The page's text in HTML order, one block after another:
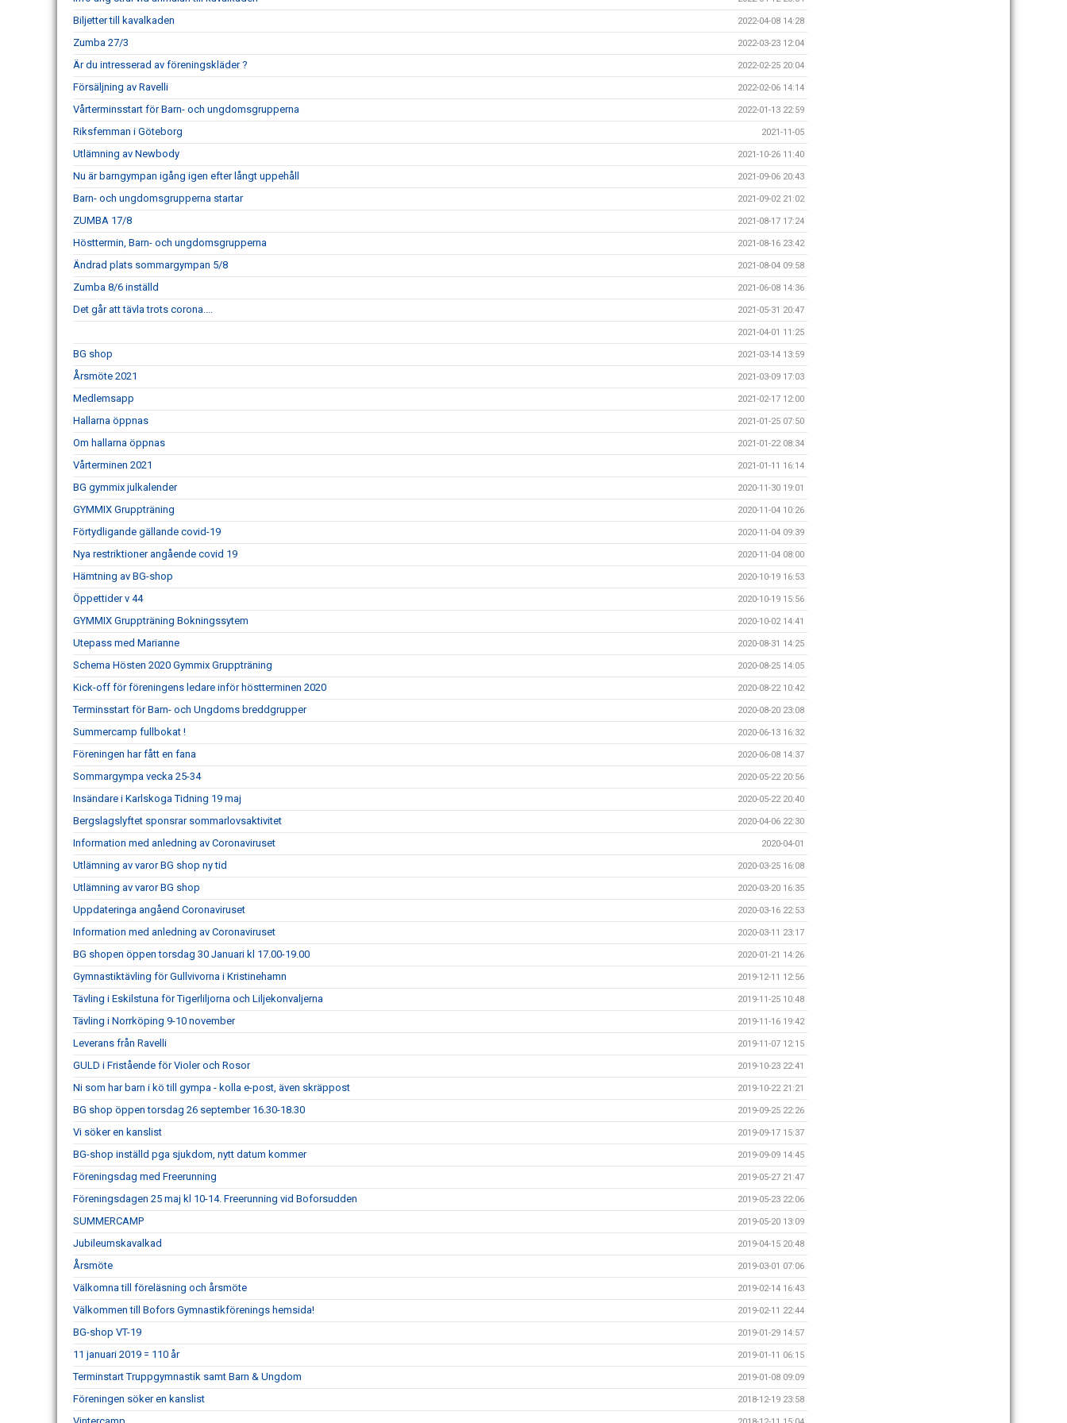
Biljetter till kavalkaden 2022-04-08 14:28
Zumba 27/3 2022-03-23 12:04
Är du intresserad av föreningskläder ? 2022-02-25 20:04
Försäljning av Ravelli 2022-02-06 14:14
Vårterminsstart för Barn- och ungdomsgrupperna 2022-01-13 22:59
Riksfemman i Göteborg 2021-11-05
Utlämning av Newbody 2021-10-26 11:40
Nu är barngympan igång igen efter långt uppehåll 2021-09-06 20:43
Barn- och ungdomsgrupperna startar 2021-09-02 21:02
ZUMBA 17/8 2021-08-17 17:24
Hösttermin, Barn- och ungdomsgrupperna 2021-08-16 23:42
Ändrad plats sommargympan 5/8 2021-08-04 09:58
Zumba 8/6 inställd 2021-06-08 14:36
Det går att tävla trots corona.... 2021-05-31 20:47
2021-04-01 11:25
BG shop 2021-03-14 13:59
Årsmöte 2021 2021-03-09 17:03
Medlemsapp 2021-02-17 12:00
Hallarna öppnas 2021-01-25 07:50
Om hallarna öppnas 2021-01-22 08:34
Vårterminen 2021 2021-01-11 16:14
BG gymmix julkalender 2020-11-30 19:01
GYMMIX Gruppträning 2020-11-04 10:26
Förtydligande gällande covid-19 2020-11-04 09:39
Nya restriktioner angående covid 19 2020-11-04 08:00
Hämtning av BG-shop 2020-10-19 16:53
Öppettider v 44 2020-10-19 15:56
GYMMIX Gruppträning Bokningssytem 2020-10-02 14:41
Utepass med Marianne 2020-08-31 14:25
Schema Hösten 2020 Gymmix Gruppträning 2020-08-25 14:05
Kick-off för föreningens ledare inför höstterminen 2020 2020-08-22 10:42
Terminsstart för Barn- och Ungdoms breddgrupper 2020-08-20 23:08
Summercamp fullbokat ! 2020-06-13 16:32
Föreningen har fått en fana 2020-06-08 14:37
Sommargympa vecka 25-34 2020-05-22 20:56
Insändare i Karlskoga Tidning 19 maj 2020-05-22 20:40
Bergslagslyftet sponsrar sommarlovsaktivitet 2020-04-06 22:30
Information med anledning av Coronaviruset 2020-04-01
Utlämning av varor BG shop ny tid 2020-03-25 16:08
Utlämning av varor BG shop 2020-03-20 16:35
Uppdateringa angåend Coronaviruset 2020-03-16 22:53
Information med anledning av Coronaviruset 2020-03-11 23:17
BG shopen öppen torsdag 30 Januari kl 17.00-19.00 2020-01-21 14:26
Gymnastiktävling för Gullvivorna i Kristinehamn 2019-12-11 12:56
Tävling i Eskilstuna för Tigerliljorna och Liljekonvaljerna 2019-11-25 10:48
Tävling i Norrköping 9-10 november 2019-11-16 19:42
Leverans från Ravelli 2019-11-07 12:15
GULD i Fristående för Violer och Rosor 2019-10-23 22:41
Ni som har barn i kö till gympa - kolla e-post, även skräppost 2019-10-22 21:21
BG shop öppen torsdag 26 september 16.30-18.30 2019-09-25 22:26
Vi söker en kanslist 2019-09-17 15:37
BG-shop inställd pga sjukdom, nytt datum kommer 2019-09-09 14:45
Föreningsdag med Freerunning 2019-05-27 21:47
Föreningsdagen 25 maj kl 10-14. Freerunning vid Boforsudden 2019-05-23 22:06
SUMMERCAMP 2019-05-20 13:09
Jubileumskavalkad 2019-04-15 20:48
Årsmöte 2019-03-01 07:06
Välkomna till föreläsning och årsmöte 2019-02-14 16:43
Välkommen till Bofors Gymnastikförenings hemsida! 2019-02-11 22:44
BG-shop VT-19 2019-01-29 14:57
11 januari 2019 = 110 år 2019-01-11 06:15
Terminstart Truppgymnastik samt Barn & Ungdom 2019-01-08 09:09
Föreningen söker en kanslist 2018-12-19 23:58